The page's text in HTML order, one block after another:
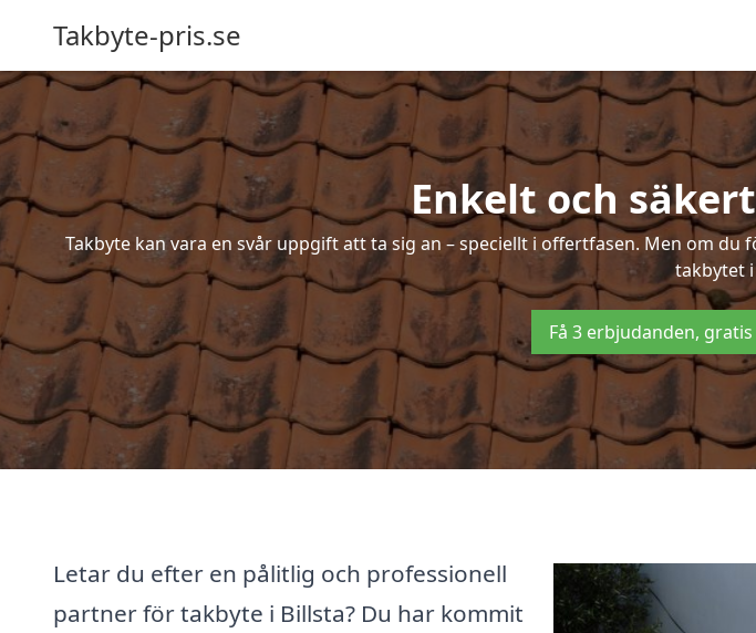
Takbyte-pris.se
Enkelt och
Takbyte kan vara en svår uppgift att ta sig an – speciellt i offertfasen. Men om
takbytet
Få 3 erbjudanden,
Letar du efter en pålitlig och professionell
partner för takbyte i Billsta? Du har kommit